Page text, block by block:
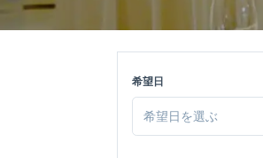
希望日